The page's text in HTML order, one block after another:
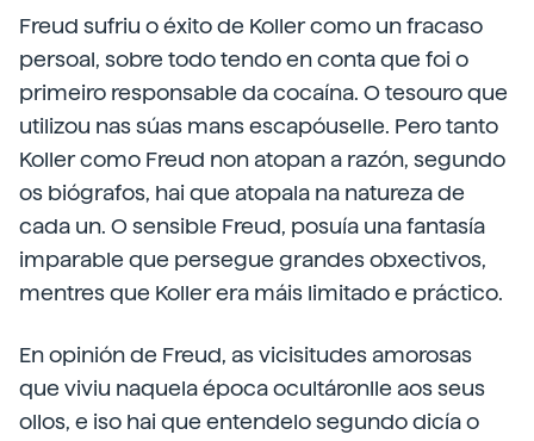
Freud sufriu o éxito de Koller como un fracaso
persoal, sobre todo tendo en conta que foi o
primeiro responsable da cocaína. O tesouro que
utilizou nas súas mans escapóuselle. Pero tanto
Koller como Freud non atopan a razón, segundo
os biógrafos, hai que atopala na natureza de
cada un. O sensible Freud, posuía una fantasía
imparable que persegue grandes obxectivos,
mentres que Koller era máis limitado e práctico.
En opinión de Freud, as vicisitudes amorosas
que viviu naquela época ocultáronlle aos seus
ollos, e iso hai que entendelo segundo dicía o